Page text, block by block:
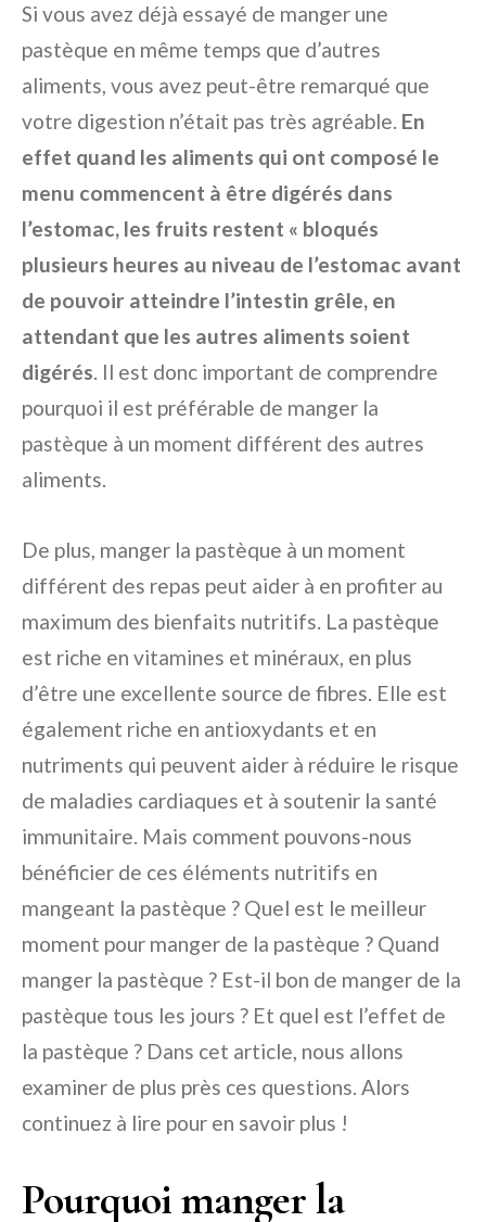
Si vous avez déjà essayé de manger une
pastèque en même temps que d’autres
aliments, vous avez peut-être remarqué que
votre digestion n’était pas très agréable. En
effet quand les aliments qui ont composé le
menu commencent à être digérés dans
l’estomac, les fruits restent « bloqués
plusieurs heures au niveau de l’estomac avant
de pouvoir atteindre l’intestin grêle, en
attendant que les autres aliments soient
digérés. Il est donc important de comprendre
pourquoi il est préférable de manger la
pastèque à un moment différent des autres
aliments.
De plus, manger la pastèque à un moment
différent des repas peut aider à en profiter au
maximum des bienfaits nutritifs. La pastèque
est riche en vitamines et minéraux, en plus
d’être une excellente source de fibres. Elle est
également riche en antioxydants et en
nutriments qui peuvent aider à réduire le risque
de maladies cardiaques et à soutenir la santé
immunitaire. Mais comment pouvons-nous
bénéficier de ces éléments nutritifs en
mangeant la pastèque ? Quel est le meilleur
moment pour manger de la pastèque ? Quand
manger la pastèque ? Est-il bon de manger de la
pastèque tous les jours ? Et quel est l’effet de
la pastèque ? Dans cet article, nous allons
examiner de plus près ces questions. Alors
continuez à lire pour en savoir plus !
Pourquoi manger la